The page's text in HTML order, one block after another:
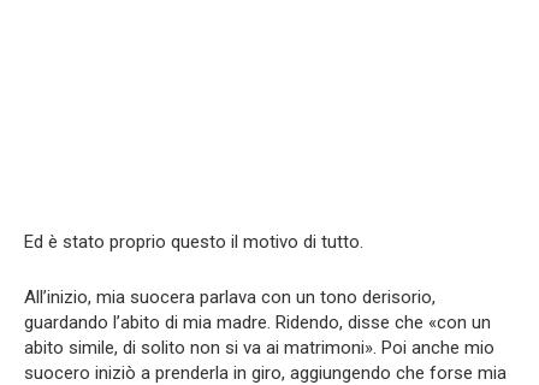
Ed è stato proprio questo il motivo di tutto.
All’inizio, mia suocera parlava con un tono derisorio,
guardando l’abito di mia madre. Ridendo, disse che «con un
abito simile, di solito non si va ai matrimoni». Poi anche mio
suocero iniziò a prenderla in giro, aggiungendo che forse mia